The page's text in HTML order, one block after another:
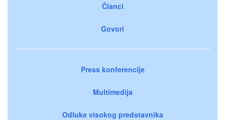
Članci
Govori
Press konferencije
Multimedija
Odluke visokog predstavnika